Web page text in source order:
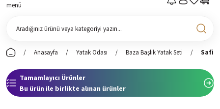
menü
Anasayfa Yatak Odası Baza Başlık Yatak Seti Safir
Tamamlayıcı Ürünler
Bu ürün ile birlikte alınan ürünler